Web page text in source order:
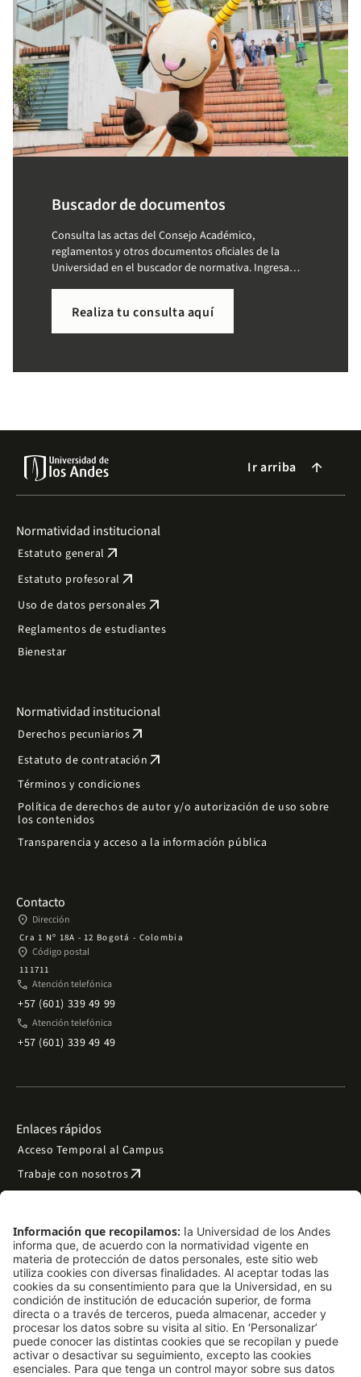
Buscador de documentos
Consulta las actas del Consejo Académico,
reglamentos y otros documentos oficiales de la
Universidad en el buscador de normativa. Ingresa
Realiza tu consulta aquí
Ir arriba arrow_forward
Normatividad institucional
Estatuto general arrow_outward
Estatuto profesoral arrow_outward
Uso de datos personales arrow_outward
Reglamentos de estudiantes
Bienestar
Normatividad institucional
Derechos pecuniariosarrow_outward
Estatuto de contratación arrow_outward
Términos y condiciones
Política de derechos de autor y/o autorización de uso sobre
los contenidos
Transparencia y acceso a la información pública
Contacto
place Dirección
Cra 1 Nº 18A - 12 Bogotá - Colombia
place Código postal
111711
phone Atención telefónica
+57 (601) 339 49 99
phone Atención telefónica
+57 (601) 339 49 49
Enlaces rápidos
Acceso Temporal al Campus
Trabaje con nosotrosarrow_outward
Preguntas frecuentes
Filantropía y donacionesarrow_outward
Mapa del sitio arrow_outward
Síguenos
LinkedIn